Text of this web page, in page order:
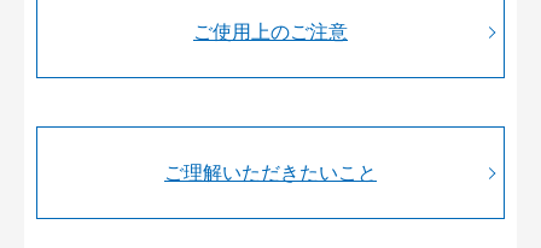
ご使用上のご注意
ご理解いただきたいこと